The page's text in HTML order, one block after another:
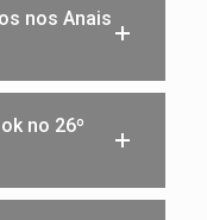
nos Anais
no 26º